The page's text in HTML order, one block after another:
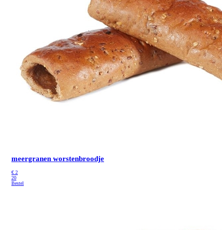
meergranen worstenbroodje
€ 2
20
Bestel